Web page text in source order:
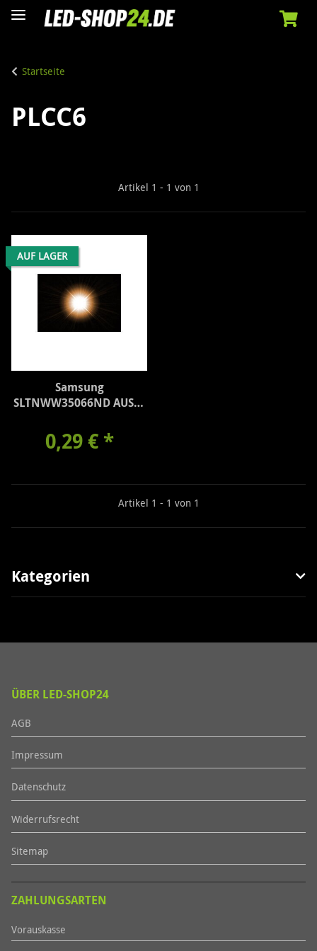
Startseite
PLCC6
Artikel 1 - 1 von 1
AUF LAGER
Samsung
SLTNWW35066ND AUSSS
0,29 € *
Artikel 1 - 1 von 1
Kategorien
ÜBER LED-SHOP24
AGB
Impressum
Datenschutz
Widerrufsrecht
Sitemap
ZAHLUNGSARTEN
Vorauskasse